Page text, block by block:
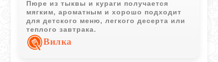
Пюре из тыквы и кураги получается
мягким, ароматным и хорошо подходит
для детского меню, легкого десерта или
теплого завтрака.
Вилка